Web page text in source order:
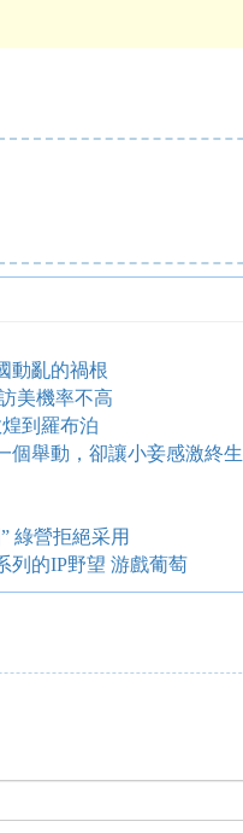
動亂的禍根
美機率不高
到羅布泊
個舉動，卻讓小妾感激終生
綠營拒絕采用
列的IP野望 游戲葡萄